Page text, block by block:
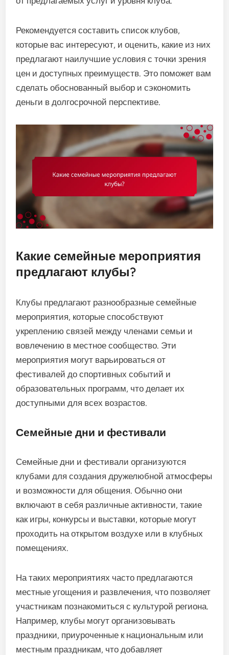
Рекомендуется составить список клубов,
которые вас интересуют, и оценить, какие из них
предлагают наилучшие условия с точки зрения
цен и доступных преимуществ. Это поможет вам
сделать обоснованный выбор и сэкономить
деньги в долгосрочной перспективе.
Какие семейные мероприятия
предлагают клубы?
Клубы предлагают разнообразные семейные
мероприятия, которые способствуют
укреплению связей между членами семьи и
вовлечению в местное сообщество. Эти
мероприятия могут варьироваться от
фестивалей до спортивных событий и
образовательных программ, что делает их
доступными для всех возрастов.
Семейные дни и фестивали
Семейные дни и фестивали организуются
клубами для создания дружелюбной атмосферы
и возможности для общения. Обычно они
включают в себя различные активности, такие
как игры, конкурсы и выставки, которые могут
проходить на открытом воздухе или в клубных
помещениях.
На таких мероприятиях часто предлагаются
местные угощения и развлечения, что позволяет
участникам познакомиться с культурой региона.
Например, клубы могут организовывать
праздники, приуроченные к национальным или
местным праздникам, что добавляет